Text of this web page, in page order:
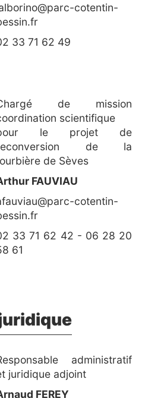
cotentin-
33 71 62 49
de mission
scientifique
le projet de
de la
de Sèves
FAUVIAU
cotentin-
33 71 62 42 - 06 28 20
61
administratif
juridique adjoint
FEREY